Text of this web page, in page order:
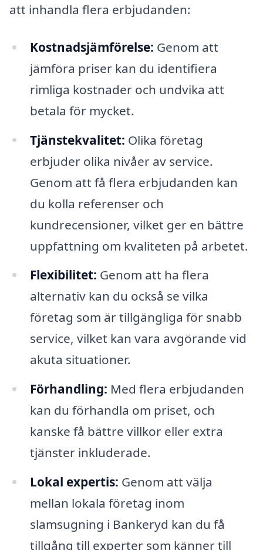
att inhandla flera erbjudanden:
Kostnadsjämförelse: Genom att
jämföra priser kan du identifiera
rimliga kostnader och undvika att
betala för mycket.
Tjänstekvalitet: Olika företag
erbjuder olika nivåer av service.
Genom att få flera erbjudanden kan
du kolla referenser och
kundrecensioner, vilket ger en bättre
uppfattning om kvaliteten på arbetet.
Flexibilitet: Genom att ha flera
alternativ kan du också se vilka
företag som är tillgängliga för snabb
service, vilket kan vara avgörande vid
akuta situationer.
Förhandling: Med flera erbjudanden
kan du förhandla om priset, och
kanske få bättre villkor eller extra
tjänster inkluderade.
Lokal expertis: Genom att välja
mellan lokala företag inom
slamsugning i Bankeryd kan du få
tillgång till experter som känner till